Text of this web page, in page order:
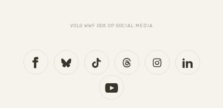
VOLG WWF OOK OP SOCIAL MEDIA